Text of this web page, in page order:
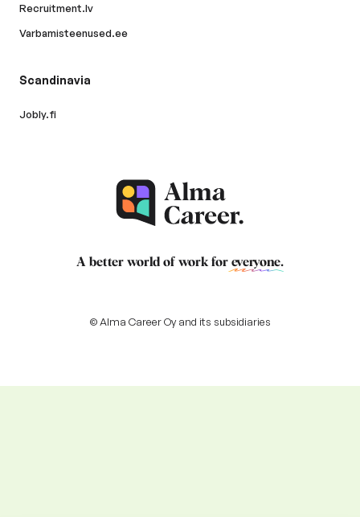
Recruitment.lv
Varbamisteenused.ee
Scandinavia
Jobly.fi
A better world of work for everyone.
© Alma Career Oy and its subsidiaries